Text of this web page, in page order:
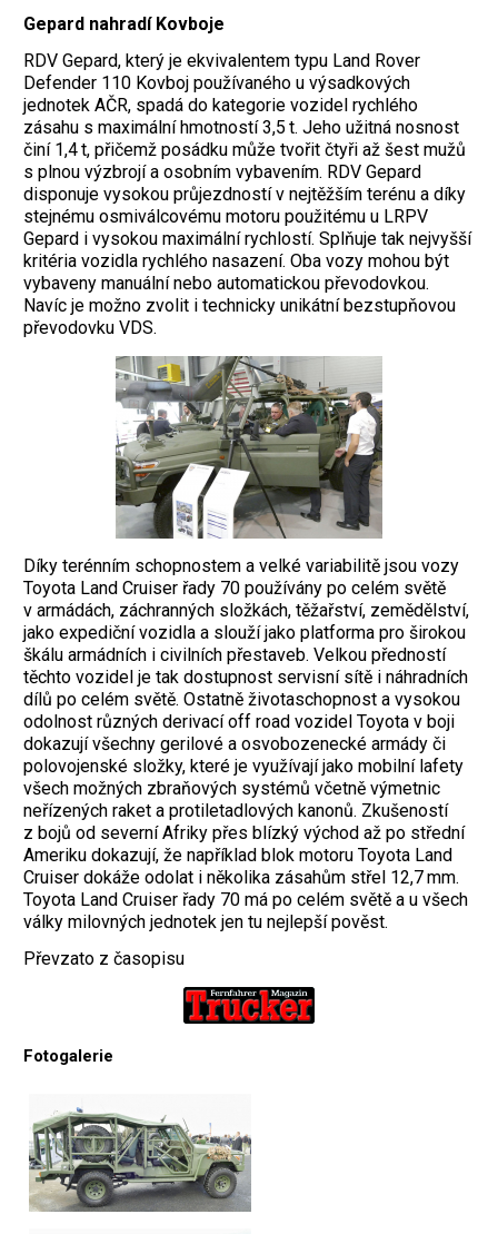
Gepard nahradí Kovboje
RDV Gepard, který je ekvivalentem typu Land Rover
Defender 110 Kovboj používaného u výsadkových
jednotek AČR, spadá do kategorie vozidel rychlého
zásahu s maximální hmotností 3,5 t. Jeho užitná nosnost
činí 1,4 t, přičemž posádku může tvořit čtyři až šest mužů
s plnou výzbrojí a osobním vybavením. RDV Gepard
disponuje vysokou průjezdností v nejtěžším terénu a díky
stejnému osmiválcovému motoru použitému u LRPV
Gepard i vysokou maximální rychlostí. Splňuje tak nejvyšší
kritéria vozidla rychlého nasazení. Oba vozy mohou být
vybaveny manuální nebo automatickou převodovkou.
Navíc je možno zvolit i technicky unikátní bezstupňovou
převodovku VDS.
Díky terénním schopnostem a velké variabilitě jsou vozy
Toyota Land Cruiser řady 70 používány po celém světě
v armádách, záchranných složkách, těžařství, zemědělství,
jako expediční vozidla a slouží jako platforma pro širokou
škálu armádních i civilních přestaveb. Velkou předností
těchto vozidel je tak dostupnost servisní sítě i náhradních
dílů po celém světě. Ostatně životaschopnost a vysokou
odolnost různých derivací off road vozidel Toyota v boji
dokazují všechny gerilové a osvobozenecké armády či
polovojenské složky, které je využívají jako mobilní lafety
všech možných zbraňových systémů včetně výmetnic
neřízených raket a protiletadlových kanonů. Zkušeností
z bojů od severní Afriky přes blízký východ až po střední
Ameriku dokazují, že například blok motoru Toyota Land
Cruiser dokáže odolat i několika zásahům střel 12,7 mm.
Toyota Land Cruiser řady 70 má po celém světě a u všech
války milovných jednotek jen tu nejlepší pověst.
Převzato z časopisu
Fotogalerie